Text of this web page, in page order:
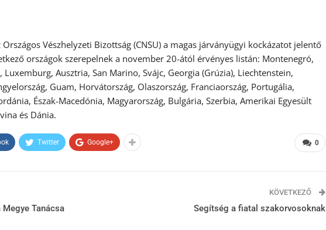
Vészhelyzeti Bizottság (CNSU) a magas járványügyi kockázatot jelentő
országok szerepelnek a november 20-ától érvényes listán: Montenegró,
Ausztria, San Marino, Svájc, Georgia (Grúzia), Liechtenstein,
Guam, Horvátország, Olaszország, Franciaország, Portugália,
Észak-Macedónia, Magyarország, Bulgária, Szerbia, Amerikai Egyesült
és Dánia.
0
Twitter Google+
Tanácsa
KÖVETKEZŐ
Segítség a fiatal szakorvosoknak